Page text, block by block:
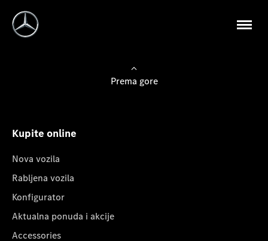
Prema gore
Kupite online
Nova vozila
Rabljena vozila
Konfigurator
Aktualna ponuda i akcije
Accessories